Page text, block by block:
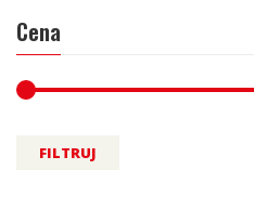
Cena
FILTRUJ